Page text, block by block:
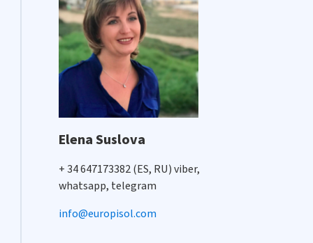
Elena Suslova
+ 34 647173382 (ES, RU) viber,
whatsapp, telegram
info@europisol.com